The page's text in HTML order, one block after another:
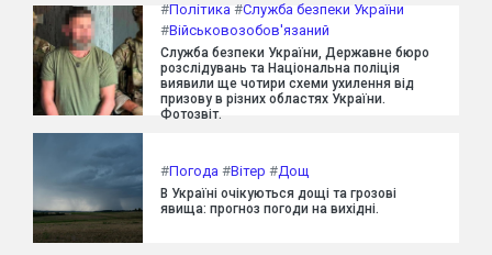
#Політика #Служба безпеки України
#Військовозобов'язаний
Служба безпеки України, Державне бюро
розслідувань та Національна поліція
виявили ще чотири схеми ухилення від
призову в різних областях України.
Фотозвіт.
#Погода #Вітер #Дощ
В Україні очікуються дощі та грозові
явища: прогноз погоди на вихідні.